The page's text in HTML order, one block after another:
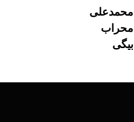
محمدعلی
محراب
بیگی